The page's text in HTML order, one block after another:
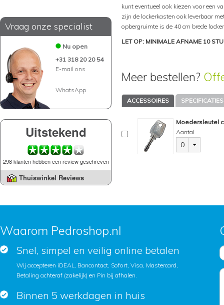
Vraag onze specialist
Nu open
+31 318 20 20 54
E-mail ons
WhatsApp
Uitstekend
298 klanten hebben een review geschreven
Thuiswinkel Reviews
kunt eventueel ook kiezen voor een
zijn de lockerkasten ook leverbaar
opbergruimte is de 40 cm brede
LET OP: MINIMALE AFNAME 10
Meer bestellen?
ACCESSOIRES SPECIFICATIES
Moedersleutel
Aantal
0
Waarom Pedroshop.nl
Snel, simpel en veilig online betalen
Wij accepteren iDEAL, Bancontact, Sofort, Visa, Mastercard,
Betaling achteraf (zakelijk) en Pin bij afhalen.
Binnen 5 werkdagen in huis